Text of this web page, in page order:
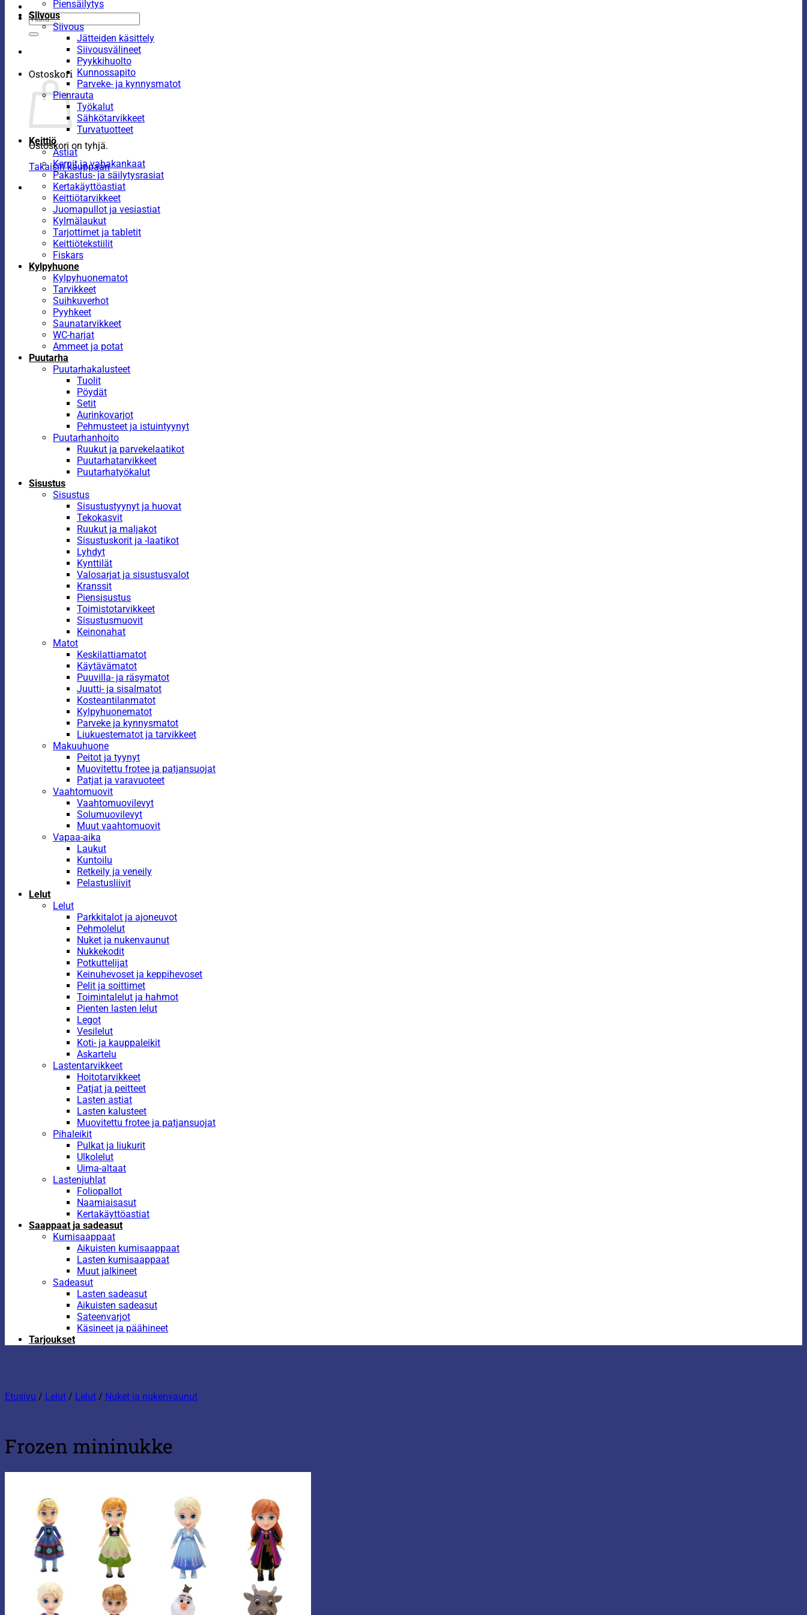
Etsi:
Ostoskori
Ostoskori on tyhjä.
Takaisin kauppaan
Piensäilytys
Siivous
Siivous
Jätteiden käsittely
Siivousvälineet
Pyykkihuolto
Kunnossapito
Parveke- ja kynnysmatot
Pienrauta
Työkalut
Sähkötarvikkeet
Turvatuotteet
Keittiö
Astiat
Kernit ja vahakankaat
Pakastus- ja säilytysrasiat
Kertakäyttöastiat
Keittiötarvikkeet
Juomapullot ja vesiastiat
Kylmälaukut
Tarjottimet ja tabletit
Keittiötekstiilit
Fiskars
Kylpyhuone
Kylpyhuonematot
Tarvikkeet
Suihkuverhot
Pyyhkeet
Saunatarvikkeet
WC-harjat
Ammeet ja potat
Puutarha
Puutarhakalusteet
Tuolit
Pöydät
Setit
Aurinkovarjot
Pehmusteet ja istuintyynyt
Puutarhanhoito
Ruukut ja parvekelaatikot
Puutarhatarvikkeet
Puutarhatyökalut
Sisustus
Sisustus
Sisustustyynyt ja huovat
Tekokasvit
Ruukut ja maljakot
Sisustuskorit ja -laatikot
Lyhdyt
Kynttilät
Valosarjat ja sisustusvalot
Kranssit
Piensisustus
Toimistotarvikkeet
Sisustusmuovit
Keinonahat
Matot
Keskilattiamatot
Käytävämatot
Puuvilla- ja räsymatot
Juutti- ja sisalmatot
Kosteantilanmatot
Kylpyhuonematot
Parveke ja kynnysmatot
Liukuestematot ja tarvikkeet
Makuuhuone
Peitot ja tyynyt
Muovitettu frotee ja patjansuojat
Patjat ja varavuoteet
Vaahtomuovit
Vaahtomuovilevyt
Solumuovilevyt
Muut vaahtomuovit
Vapaa-aika
Laukut
Kuntoilu
Retkeily ja veneily
Pelastusliivit
Lelut
Lelut
Parkkitalot ja ajoneuvot
Pehmolelut
Nuket ja nukenvaunut
Nukkekodit
Potkuttelijat
Keinuhevoset ja keppihevoset
Pelit ja soittimet
Toimintalelut ja hahmot
Pienten lasten lelut
Legot
Vesilelut
Koti- ja kauppaleikit
Askartelu
Lastentarvikkeet
Hoitotarvikkeet
Patjat ja peitteet
Lasten astiat
Lasten kalusteet
Muovitettu frotee ja patjansuojat
Pihaleikit
Pulkat ja liukurit
Ulkolelut
Uima-altaat
Lastenjuhlat
Foliopallot
Naamiaisasut
Kertakäyttöastiat
Saappaat ja sadeasut
Kumisaappaat
Aikuisten kumisaappaat
Lasten kumisaappaat
Muut jalkineet
Sadeasut
Lasten sadeasut
Aikuisten sadeasut
Sateenvarjot
Käsineet ja päähineet
Tarjoukset
Etusivu / Lelut / Lelut / Nuket ja nukenvaunut
Frozen mininukke